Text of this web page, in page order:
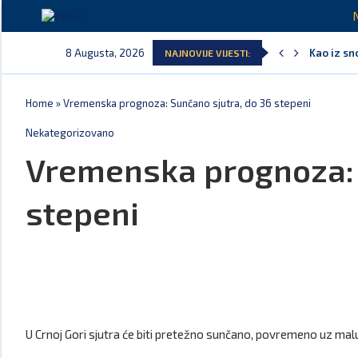
8 Augusta, 2026 NAJNOVIJE VIJESTI:
Kao iz
Pejak:
Spajić:
Serbian
Potpisan
Home »Vremenska prognoza: Sunčano sjutra, do 36 stepeni
Nekategorizovano
Vremenska
stepeni
U Crnoj Gori sjutra će biti pretežno sunčano, povremeno uz